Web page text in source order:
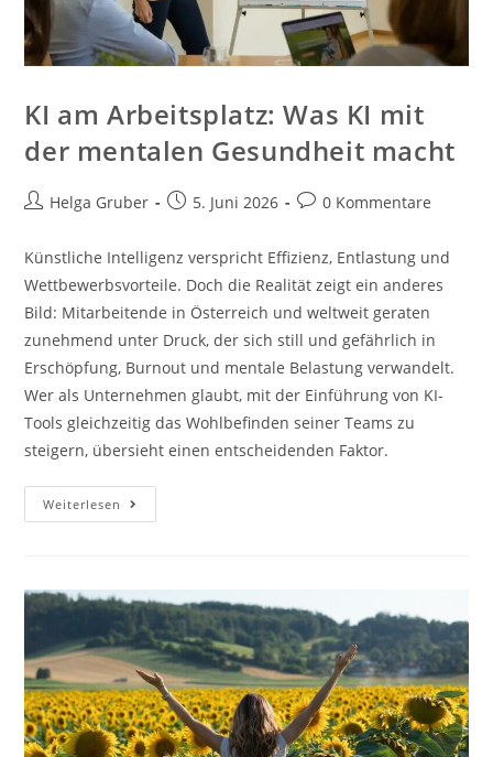
KI am Arbeitsplatz: Was KI mit
der mentalen Gesundheit macht
Beitrags-
Helga Gruber
Beitrag5. Juni 2026
Beitrags-
0 Kommentare
Künstliche Intelligenz verspricht Effizienz, Entlastung und
Wettbewerbsvorteile. Doch die Realität zeigt ein anderes
Bild: Mitarbeitende in Österreich und weltweit geraten
zunehmend unter Druck, der sich still und gefährlich in
Erschöpfung, Burnout und mentale Belastung verwandelt.
Wer als Unternehmen glaubt, mit der Einführung von KI-
Tools gleichzeitig das Wohlbefinden seiner Teams zu
steigern, übersieht einen entscheidenden Faktor.
Weiterlesen KI
Am
Der
Mentalen
Gesundheit
Macht